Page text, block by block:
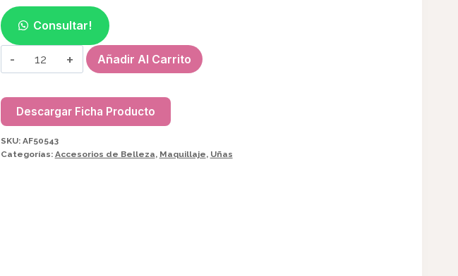
Consultar!
ESPONJA
TRIÁNGULO
P/DIFUMINAR
AF50543
cantidad
Añadir Al Carrito
Descargar Ficha Producto
SKU: AF50543
Categorías: Accesorios de Belleza, Maquillaje, Uñas